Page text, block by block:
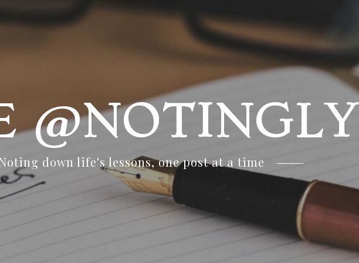
@NOTINGLY
down life's lessons, one post at a time